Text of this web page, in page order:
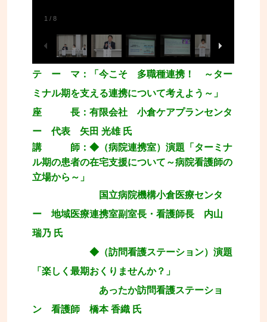
1 /8
テ ー マ：「今こそ 多職種連携！ ～ター
ミナル期を支える連携について考えよう～」
座 長：有限会社 小倉ケアプランセンタ
ー 代表 矢田 光雄 氏
講 師：◆（病院連携室）演題「ターミナ
ル期の患者の在宅支援について～病院看護師の
立場から～」
国立病院機構小倉医療センタ
ー 地域医療連携室副室長・看護師長 内山
瑞乃 氏
◆（訪問看護ステーション）演題
「楽しく最期おくりませんか？」
あったか訪問看護ステーショ
ン 看護師 橋本 香織 氏